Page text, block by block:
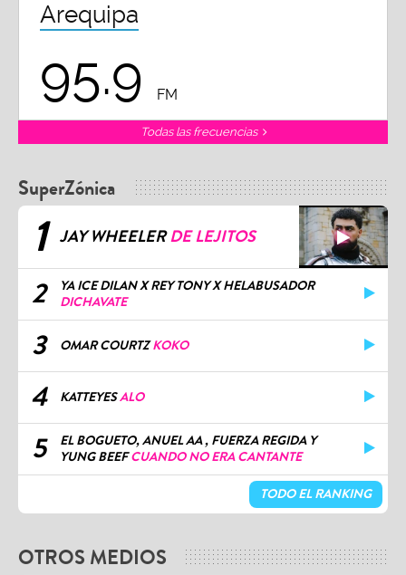
Arequipa
95.9 FM
Todas las frecuencias
SuperZónica
1 JAY WHEELERDE LEJITOS
2
YA ICE DILAN X REY TONY X HELABUSADOR
DICHAVATE
3 OMAR COURTZKOKO
4 KATTEYESALO
5
EL BOGUETO, ANUEL AA , FUERZA REGIDA Y
YUNG BEEFCUANDO NO ERA CANTANTE
TODO EL RANKING
OTROS MEDIOS